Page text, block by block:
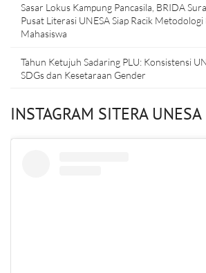
Sasar Lokus Kampung Pancasila, BRIDA
Pusat Literasi UNESA Siap Racik
Mahasiswa
Tahun Ketujuh Sadaring PLU: Konsistensi
SDGs dan Kesetaraan Gender
INSTAGRAM SITERA UNESA